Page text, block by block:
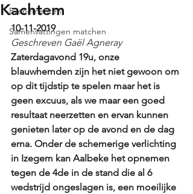
Evenementen
Samenvattingen matchen
Kachtem
10-11-2019
Geschreven Gaël Agneray
Zaterdagavond 19u, onze
blauwhemden zijn het niet gewoon om
op dit tijdstip te spelen maar het is
geen excuus, als we maar een goed
resultaat neerzetten en ervan kunnen
genieten later op de avond en de dag
erna. Onder de schemerige verlichting
in Izegem kan Aalbeke het opnemen
tegen de 4de in de stand die al 6
wedstrijd ongeslagen is, een moeilijke